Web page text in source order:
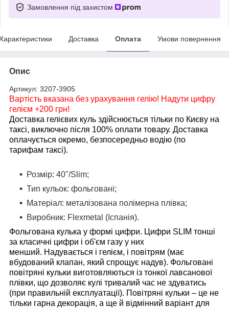
Замовлення під захистом
Доставка Оплата Умови повернення
Опис
Артикул: 3207-3905
Вартість вказана без урахування гелію! Надути цифру
гелієм +200 грн!
Доставка гелієвих куль здійснюється тільки по Києву на
таксі, виключно після 100% оплати товару. Доставка
оплачується окремо, безпосередньо водію (по
тарифам таксі).
Розмір: 40"/Slim;
Тип кульок: фольговані;
Матеріал: металізована полімерна плівка;
Виробник: Flexmetal (Іспанія).
Фольгована кулька у формі цифри. Цифри SLIM тонші
за класичні цифри і об'єм газу у них
менший. Надувається і гелієм, і повітрям (має
вбудований клапан, який спрощує надув). Фольговані
повітряні кульки виготовляються із тонкої лавсанової
плівки, що дозволяє кулі тривалий час не здуватись
(при правильній експлуатації). Повітряні кульки – це не
тільки гарна декорація, а ще й відмінний варіант для